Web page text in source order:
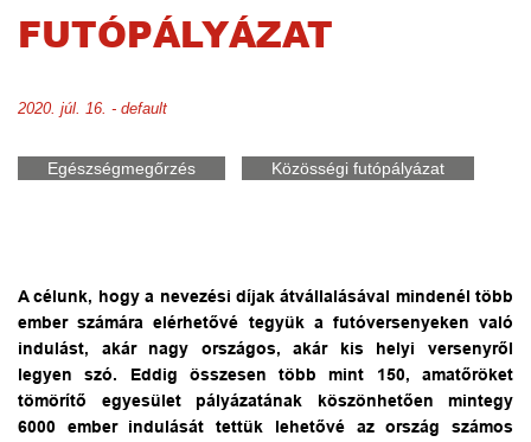
FUTÓPÁLYÁZAT
2020. júl. 16. - default
Egészségmegőrzés Közösségi futópályázat
A célunk, hogy a nevezési díjak átvállalásával mindenél több
ember számára elérhetővé tegyük a futóversenyeken való
indulást, akár nagy országos, akár kis helyi versenyről
legyen szó. Eddig összesen több mint 150, amatőröket
tömörítő egyesület pályázatának köszönhetően mintegy
6000 ember indulását tettük lehetővé az ország számos